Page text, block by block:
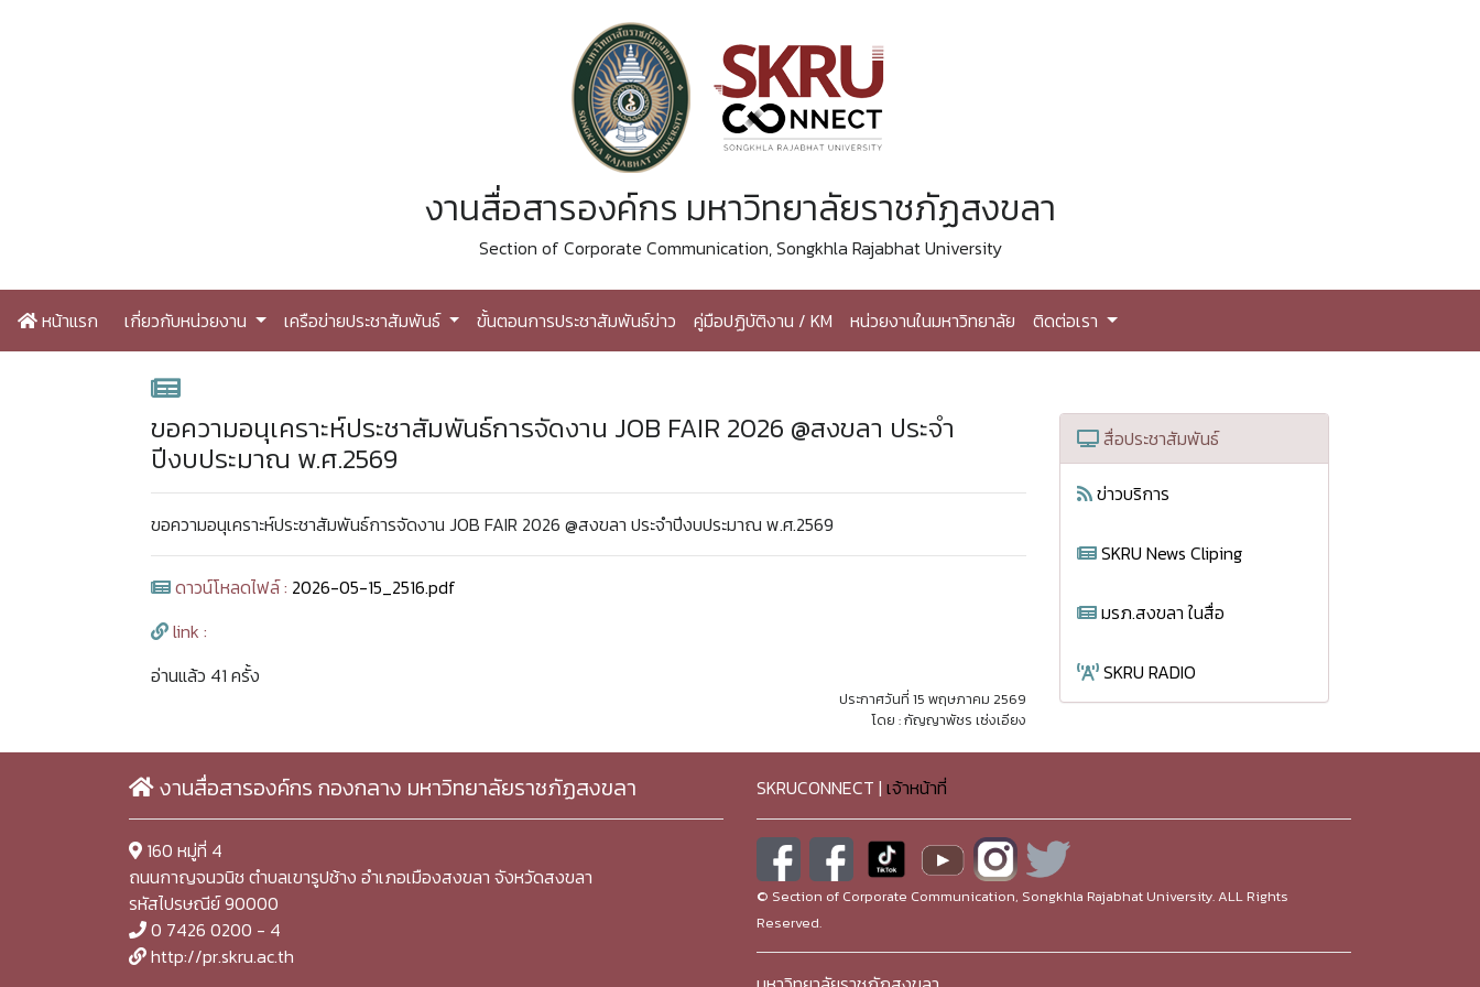
งานสื่อสารองค์กร มหาวิทยาลัยราชภัฏสงขลา
Section of Corporate Communication, Songkhla Rajabhat University
หน้าแรก เกี่ยวกับหน่วยงาน เครือข่ายประชาสัมพันธ์ ขั้นตอนการประชาสัมพันธ์ข่าว คู่มือปฏิบัติงาน / KM หน่วยงานในมหาวิทยาลัย ติดต่อเรา
ขอความอนุเคราะห์ประชาสัมพันธ์การจัดงาน JOB FAIR 2026 @สงขลา ประจำ
ปีงบประมาณ พ.ศ.2569
ขอความอนุเคราะห์ประชาสัมพันธ์การจัดงาน JOB FAIR 2026 @สงขลา ประจำปีงบประมาณ พ.ศ.2569
ดาวน์โหลดไฟล์ : 2026-05-15_2516.pdf
link :
อ่านแล้ว 41 ครั้ง
ประกาศวันที่ 15 พฤษภาคม 2569
โดย : กัญญาพัชร เซ่งเอียง
สื่อประชาสัมพันธ์
ข่าวบริการ
SKRU News Cliping
มรภ.สงขลา ในสื่อ
SKRU RADIO
งานสื่อสารองค์กร กองกลาง มหาวิทยาลัยราชภัฏสงขลา
160 หมู่ที่ 4
ถนนกาญจนวนิช ตำบลเขารูปช้าง อำเภอเมืองสงขลา จังหวัดสงขลา
รหัสไปรษณีย์ 90000
0 7426 0200 - 4
http://pr.skru.ac.th
SKRUCONNECT | เจ้าหน้าที่
© Section of Corporate Communication, Songkhla Rajabhat University. ALL Rights
Reserved.